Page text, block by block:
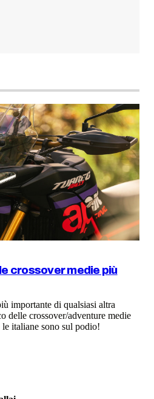
crossover medie più
importante di qualsiasi altra
delle crossover/adventure medie
italiane sono sul podio!